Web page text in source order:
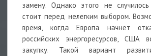
замену. Однако этого не
стоит перед нелегким выбором.
время, когда Европа начнет
российских энергоресурсов, США
закупку. Такой вариант